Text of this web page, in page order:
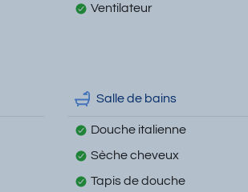
Ventilateur
Salle de bains
Douche italienne
Sèche cheveux
Tapis de douche